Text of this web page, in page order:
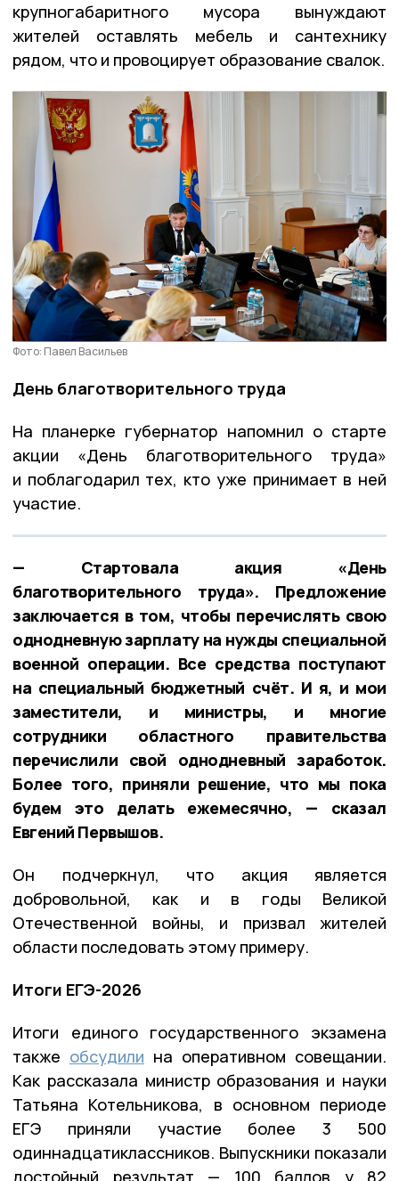
крупногабаритного мусора вынуждают
жителей оставлять мебель и сантехнику
рядом, что и провоцирует образование свалок.
Фото: Павел Васильев
День благотворительного труда
На планерке губернатор напомнил о старте
акции «День благотворительного труда»
и поблагодарил тех, кто уже принимает в ней
участие.
— Стартовала акция «День
благотворительного труда». Предложение
заключается в том, чтобы перечислять свою
однодневную зарплату на нужды специальной
военной операции. Все средства поступают
на специальный бюджетный счёт. И я, и мои
заместители, и министры, и многие
сотрудники областного правительства
перечислили свой однодневный заработок.
Более того, приняли решение, что мы пока
будем это делать ежемесячно, — сказал
Евгений Первышов.
Он подчеркнул, что акция является
добровольной, как и в годы Великой
Отечественной войны, и призвал жителей
области последовать этому примеру.
Итоги ЕГЭ-2026
Итоги единого государственного экзамена
также обсудили на оперативном совещании.
Как рассказала министр образования и науки
Татьяна Котельникова, в основном периоде
ЕГЭ приняли участие более 3 500
одиннадцатиклассников. Выпускники показали